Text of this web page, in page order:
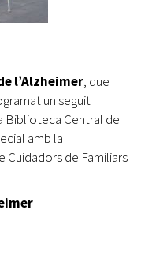
l’Alzheimer, que
un seguit
Biblioteca Central de
amb la
Cuidadors de Familiars